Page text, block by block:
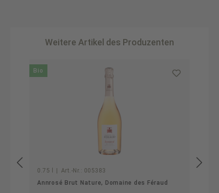
Weitere Artikel des Produzenten
Produktgalerie überspringen
Bio
0.75 l Art.-Nr.: 005383
Annrosé Brut Nature, Domaine des Féraud